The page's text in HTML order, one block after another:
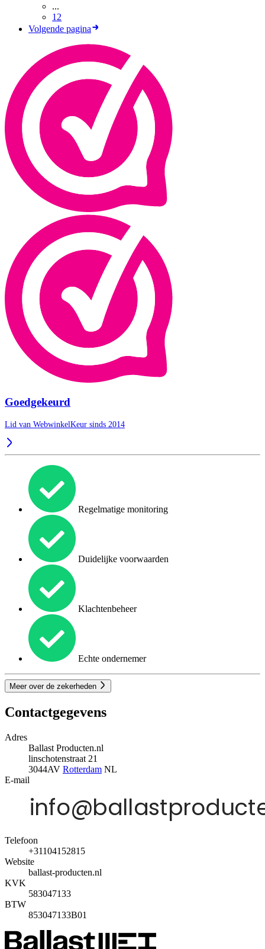
...
12
Volgende pagina
Goedgekeurd
Lid van WebwinkelKeur sinds 2014
Regelmatige monitoring
Duidelijke voorwaarden
Klachtenbeheer
Echte ondernemer
Meer over de zekerheden
Contactgegevens
Adres
Ballast Producten.nl
linschotenstraat 21
3044AV Rotterdam NL
E-mail
Telefoon
+31104152815
Website
ballast-producten.nl
KVK
583047133
BTW
853047133B01